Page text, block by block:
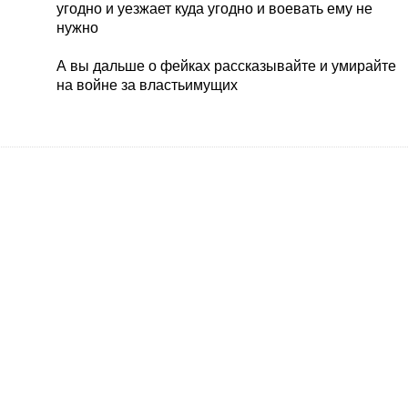
угодно и уезжает куда угодно и воевать ему не
нужно
А вы дальше о фейках рассказывайте и умирайте
на войне за властьимущих